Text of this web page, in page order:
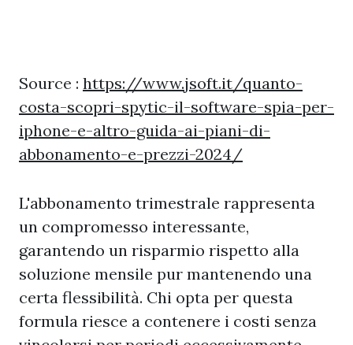
Source : https://www.jsoft.it/quanto-
costa-scopri-spytic-il-software-spia-per-
iphone-e-altro-guida-ai-piani-di-
abbonamento-e-prezzi-2024/
L'abbonamento trimestrale rappresenta
un compromesso interessante,
garantendo un risparmio rispetto alla
soluzione mensile pur mantenendo una
certa flessibilità. Chi opta per questa
formula riesce a contenere i costi senza